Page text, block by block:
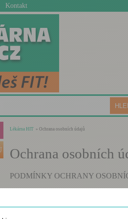
Kontakt
Lékárna HIT » Ochrana osobních údajů
Ochrana osobních
PODMÍNKY OCHRANY
Správcem osobních údajů